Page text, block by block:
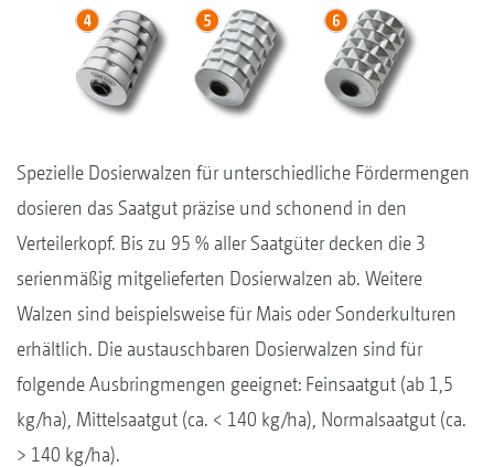
Spezielle Dosierwalzen für unterschiedliche Fördermengen
dosieren das Saatgut präzise und schonend in den
Verteilerkopf. Bis zu 95 % aller Saatgüter decken die 3
serienmäßig mitgelieferten Dosierwalzen ab. Weitere
Walzen sind beispielsweise für Mais oder Sonderkulturen
erhältlich. Die austauschbaren Dosierwalzen sind für
folgende Ausbringmengen geeignet: Feinsaatgut (ab 1,5
kg/ha), Mittelsaatgut (ca. < 140 kg/ha), Normalsaatgut (ca.
> 140 kg/ha).